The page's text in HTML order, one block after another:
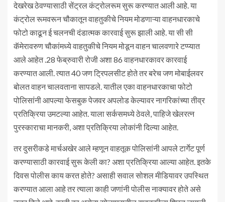
देखरेख ठेवण्यासाठी सेंट्रल कंट्रोलरूम सुरू करण्यात आली आहे. या
कंट्रोल रूमवरून चौकातून वाहतुकीचे नियम मोडणाऱ्या वाहनधारकाचे
फोटो काढून ई चलनची दंडात्मक कारवाई सुरू झाली आहे. या सी सी
कॅमेरावरुण चौकांमध्ये वाहतुकीचे नियम मोडून वाहन चालवणारे टप्प्यात
आले आहेत .28 फेब्रुवारी रोजी अशा 86 वाहनधारकावर कारवाई
करण्यात आली. त्यात 40 जण ट्रिपलसीट होते तर बरेच जण मोबाईलवर
बोलत वाहन चालवताना सापडले. यातील एका वाहनधारकाचा फोटो
पोलिसांनी आपल्या फेसबुक पेजवर अपलोड केल्यावर नागरिकांच्या तीव्र
प्रतिक्रिया उमटल्या आहेत. याला सर्कसमध्ये ठेवले, पाहिजे खेलरत्न
पुरस्काराचा मानकरी, अशा प्रतिक्रिया लोकांनी दिल्या आहेत.
तर दुसरीकडे मार्चअखेर आले म्हणून वाहतूक पोलिसांनी आपले टार्गेट पूर्ण
करण्यासाठी कारवाई सुरू केली का? अशा प्रतिक्रिया आल्या आहेत. इतके
दिवस पोलीस काय करत होते? असाही सवाल सोशल मीडियावर उपस्थित
करण्यात आला आहे तर त्याला काही जणांनी पोलीस नाक्यावर होते असे